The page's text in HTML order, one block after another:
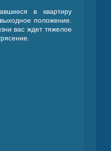
в квартиру
положение.
вас ждет тяжелое